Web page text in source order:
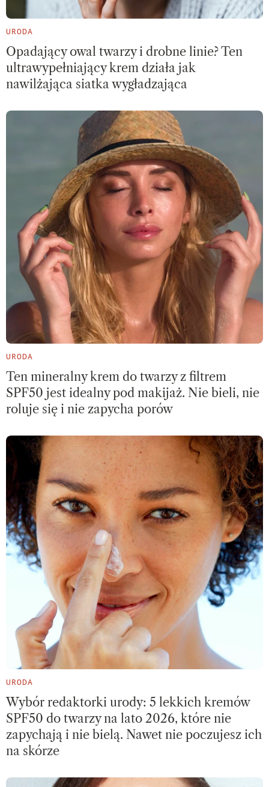
URODA
Opadający owal twarzy i drobne linie? Ten
ultrawypełniający krem działa jak
nawilżająca siatka wygładzająca
URODA
Ten mineralny krem do twarzy z filtrem
SPF50 jest idealny pod makijaż. Nie bieli, nie
roluje się i nie zapycha porów
URODA
Wybór redaktorki urody: 5 lekkich kremów
SPF50 do twarzy na lato 2026, które nie
zapychają i nie bielą. Nawet nie poczujesz ich
na skórze